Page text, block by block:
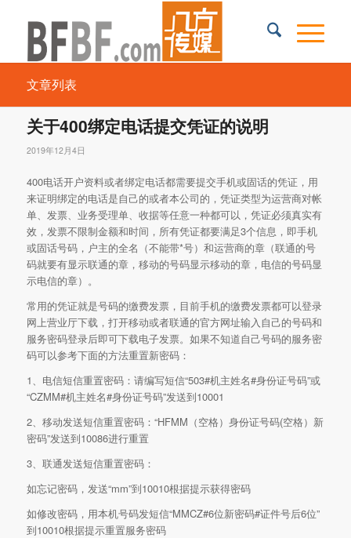
文章列表
关于400绑定电话提交凭证的说明
2019年12月4日
400电话开户资料或者绑定电话都需要提交手机或固话的凭证，用
来证明绑定的电话是自己的或者本公司的，凭证类型为运营商对帐
单、发票、业务受理单、收据等任意一种都可以，凭证必须真实有
效，发票不限制金额和时间，所有凭证都要满足3个信息，即手机
或固话号码，户主的全名（不能带*号）和运营商的章（联通的号
码就要有显示联通的章，移动的号码显示移动的章，电信的号码显
示电信的章）。
常用的凭证就是号码的缴费发票，目前手机的缴费发票都可以登录
网上营业厅下载，打开移动或者联通的官方网址输入自己的号码和
服务密码登录后即可下载电子发票。如果不知道自己号码的服务密
码可以参考下面的方法重置新密码：
1、电信短信重置密码：请编写短信“503#机主姓名#身份证号码”或
“CZMM#机主姓名#身份证号码”发送到10001
2、移动发送短信重置密码：“HFMM（空格）身份证号码(空格）新
密码”发送到10086进行重置
3、联通发送短信重置密码：
如忘记密码，发送“mm”到10010根据提示获得密码
如修改密码，用本机号码发短信“MMCZ#6位新密码#证件号后6位”
到10010根据提示重置服务密码